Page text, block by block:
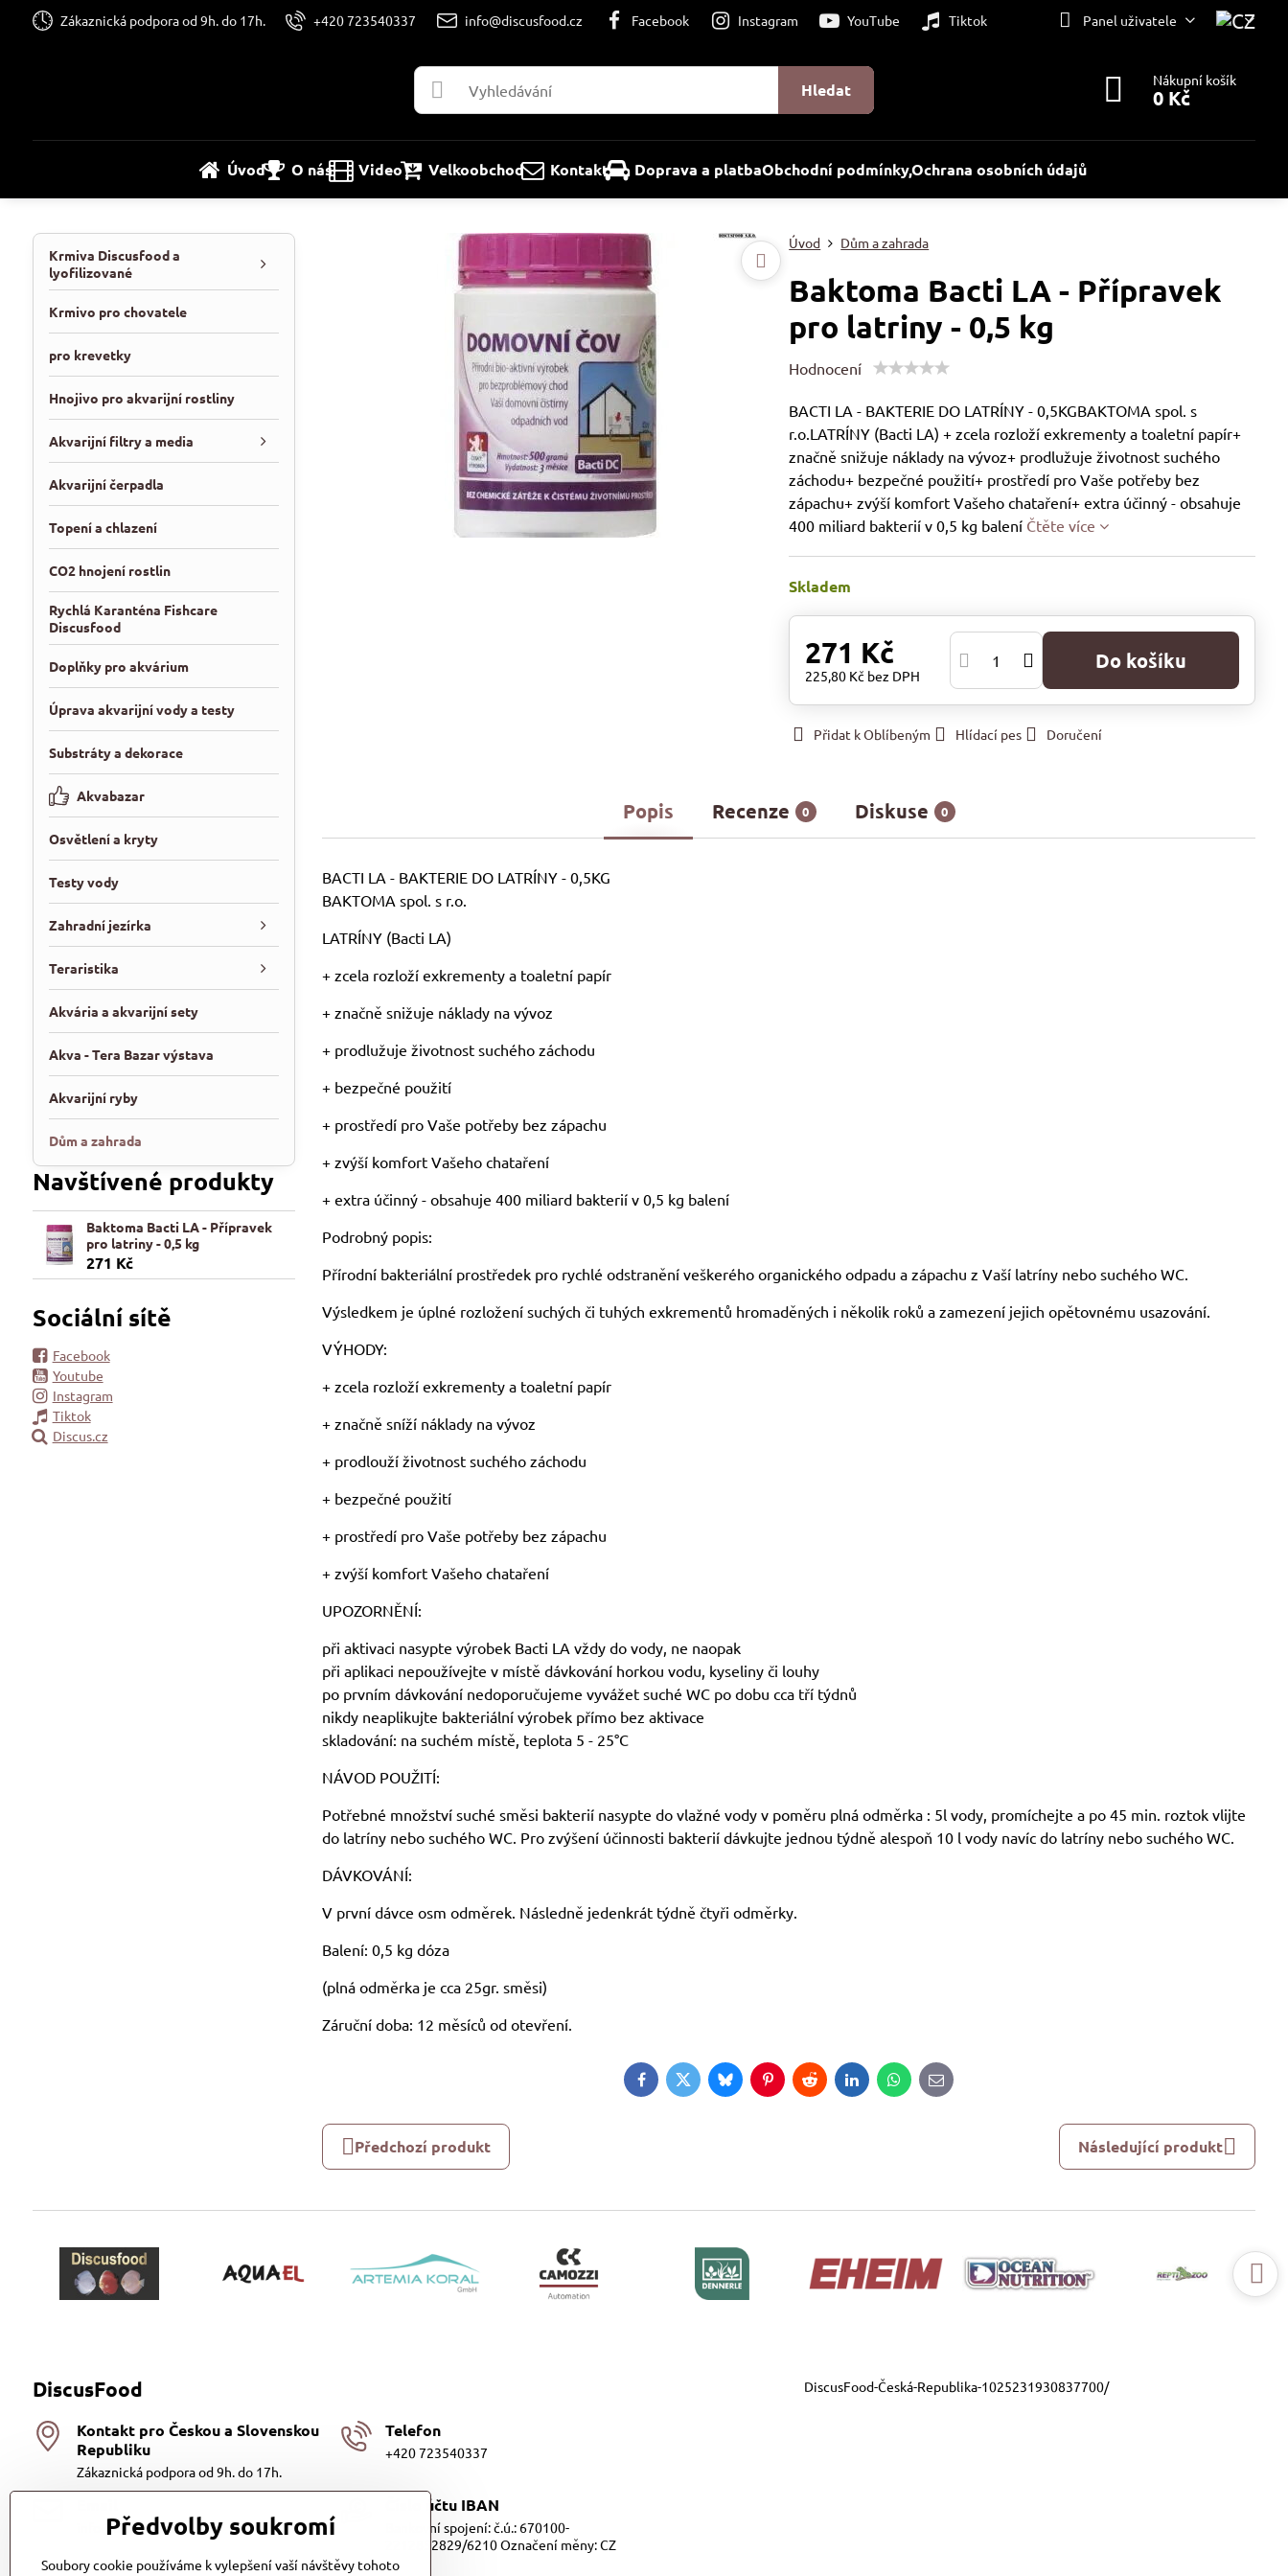
Zákaznická podpora od 9h. do 17h. +420 723540337 info@discusfood.cz Facebook Instagram YouTube Tiktok Panel uživatele
Hledat Nákupní košík
0 Kč
Úvod O nás Video Velkoobchod Kontakt Doprava a platbaObchodní podmínky,Ochrana osobních údajů
Úvod Dům a zahrada
Baktoma Bacti LA - Přípravek
pro latriny - 0,5 kg
Hodnocení
BACTI LA - BAKTERIE DO LATRÍNY - 0,5KGBAKTOMA spol. s
r.o.LATRÍNY (Bacti LA) + zcela rozloží exkrementy a toaletní papír+
značně snižuje náklady na vývoz+ prodlužuje životnost suchého
záchodu+ bezpečné použití+ prostředí pro Vaše potřeby bez
zápachu+ zvýší komfort Vašeho chataření+ extra účinný - obsahuje
400 miliard bakterií v 0,5 kg balení Čtěte více
Skladem
271 Kč
225,80 Kč bez DPH
Do košíku
Přidat k Oblíbeným Hlídací pes Doručení
Popis Recenze 0 Diskuse 0
BACTI LA - BAKTERIE DO LATRÍNY - 0,5KG
BAKTOMA spol. s r.o.
LATRÍNY (Bacti LA)
+ zcela rozloží exkrementy a toaletní papír
+ značně snižuje náklady na vývoz
+ prodlužuje životnost suchého záchodu
+ bezpečné použití
+ prostředí pro Vaše potřeby bez zápachu
+ zvýší komfort Vašeho chataření
+ extra účinný - obsahuje 400 miliard bakterií v 0,5 kg balení
Podrobný popis:
Přírodní bakteriální prostředek pro rychlé odstranění veškerého organického odpadu a zápachu z Vaší latríny nebo suchého WC.
Výsledkem je úplné rozložení suchých či tuhých exkrementů hromaděných i několik roků a zamezení jejich opětovnému usazování.
VÝHODY:
+ zcela rozloží exkrementy a toaletní papír
+ značně sníží náklady na vývoz
+ prodlouží životnost suchého záchodu
+ bezpečné použití
+ prostředí pro Vaše potřeby bez zápachu
+ zvýší komfort Vašeho chataření
UPOZORNĚNÍ:
při aktivaci nasypte výrobek Bacti LA vždy do vody, ne naopak
při aplikaci nepoužívejte v místě dávkování horkou vodu, kyseliny či louhy
po prvním dávkování nedoporučujeme vyvážet suché WC po dobu cca tří týdnů
nikdy neaplikujte bakteriální výrobek přímo bez aktivace
skladování: na suchém místě, teplota 5 - 25°C
NÁVOD POUŽITÍ:
Potřebné množství suché směsi bakterií nasypte do vlažné vody v poměru plná odměrka : 5l vody, promíchejte a po 45 min. roztok vlijte
do latríny nebo suchého WC. Pro zvýšení účinnosti bakterií dávkujte jednou týdně alespoň 10 l vody navíc do latríny nebo suchého WC.
DÁVKOVÁNÍ:
V první dávce osm odměrek. Následně jedenkrát týdně čtyři odměrky.
Balení: 0,5 kg dóza
(plná odměrka je cca 25gr. směsi)
Záruční doba: 12 měsíců od otevření.
FacebookTwitterBlueskyPinterestRedditLinkedInWhatsApp
E-
mail
Předchozí produkt Následující produkt
Krmiva Discusfood a
lyofilizované
Krmivo pro chovatele
pro krevetky
Hnojivo pro akvarijní rostliny
Akvarijní filtry a media
Akvarijní čerpadla
Topení a chlazení
CO2 hnojení rostlin
Rychlá Karanténa Fishcare
Discusfood
Doplňky pro akvárium
Úprava akvarijní vody a testy
Substráty a dekorace
Akvabazar
Osvětlení a kryty
Testy vody
Zahradní jezírka
Teraristika
Akvária a akvarijní sety
Akva - Tera Bazar výstava
Akvarijní ryby
Dům a zahrada
Navštívené produkty
Baktoma Bacti LA - Přípravek
pro latriny - 0,5 kg
271 Kč
Sociální sítě
Facebook
Youtube
Instagram
Tiktok
Discus.cz
DiscusFood
Kontakt pro Českou a Slovenskou
Republiku
Zákaznická podpora od 9h. do 17h.
Telefon
+420 723540337
info@discusfood.cz
Číslo účtu IBAN
Bankovní spojení: č.ú.: 670100-
2212852829/6210 Označení měny: CZ
DiscusFood-Česká-Republika-1025231930837700/
Předvolby soukromí
Soubory cookie používáme k vylepšení vaší návštěvy tohoto